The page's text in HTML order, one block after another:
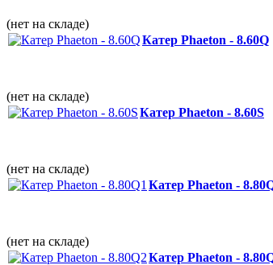
(нет на складе)
Катер Phaeton - 8.60Q
(нет на складе)
Катер Phaeton - 8.60S
(нет на складе)
Катер Phaeton -
(нет на складе)
Катер Phaeton -